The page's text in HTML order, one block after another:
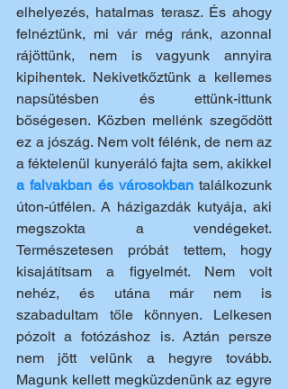
elhelyezés, hatalmas terasz. És ahogy
felnéztünk, mi vár még ránk, azonnal
rájöttünk, nem is vagyunk annyira
kipihentek. Nekivetkőztünk a kellemes
napsütésben és ettünk-ittunk
bőségesen. Közben mellénk szegődött
ez a jószág. Nem volt félénk, de nem az
a falvakban és városokban találkozunk
úton-útfélen. A házigazdák kutyája, aki
megszokta a vendégeket.
Természetesen próbát tettem, hogy
kisajátítsam a figyelmét. Nem volt
nehéz, és utána már nem is
szabadultam tőle könnyen. Lelkesen
pózolt a fotózáshoz is. Aztán persze
nem jött velünk a hegyre tovább.
Magunk kellett megküzdenünk az egyre